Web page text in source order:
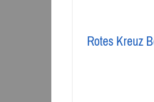
Rotes Kreuz